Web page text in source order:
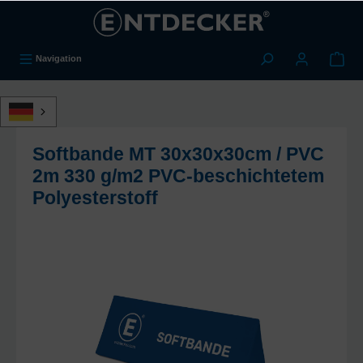
Navigation
Softbande MT 30x30x30cm / PVC
2m 330 g/m2 PVC-beschichtetem
Polyesterstoff